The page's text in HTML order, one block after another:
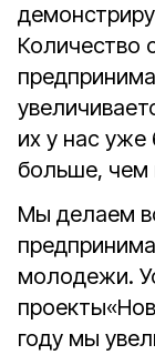
Количество
их у нас уже
больше, чем
Мы делаем
молодежи.
году мы